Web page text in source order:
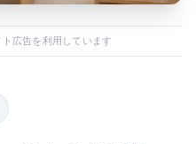
広告を利用しています